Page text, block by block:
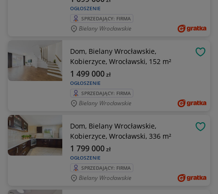
OGŁOSZENIE
SPRZEDAJĄCY: FIRMA
Bielany Wrocławskie
Dom, Bielany Wrocławskie,
Kobierzyce, Wrocławski, 152 m²
OGŁOSZENIE
1 499 000zł
SPRZEDAJĄCY: FIRMA
Bielany Wrocławskie
Dom, Bielany Wrocławskie,
Kobierzyce, Wrocławski, 336 m²
OGŁOSZENIE
1 799 000zł
SPRZEDAJĄCY: FIRMA
Bielany Wrocławskie